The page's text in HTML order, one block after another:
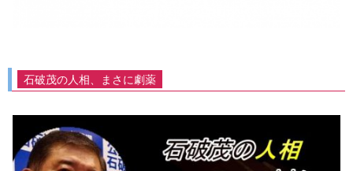
石破茂の人相、まさに劇薬